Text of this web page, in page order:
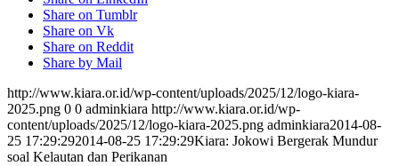
Share on Tumblr
Share on Vk
Share on Reddit
Share by Mail
http://www.kiara.or.id/wp-content/uploads/2025/12/logo-kiara-
2025.png 0 0 adminkiara http://www.kiara.or.id/wp-
content/uploads/2025/12/logo-kiara-2025.png adminkiara2014-08-
25 17:29:292014-08-25 17:29:29Kiara: Jokowi Bergerak Mundur
soal Kelautan dan Perikanan